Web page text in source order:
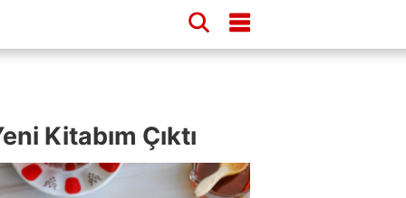
Kitabım Çıktı